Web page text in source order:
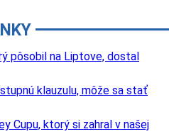
pôsobil na Liptove, dostal
klauzulu, môže sa stať
Cupu, ktorý si zahral v našej